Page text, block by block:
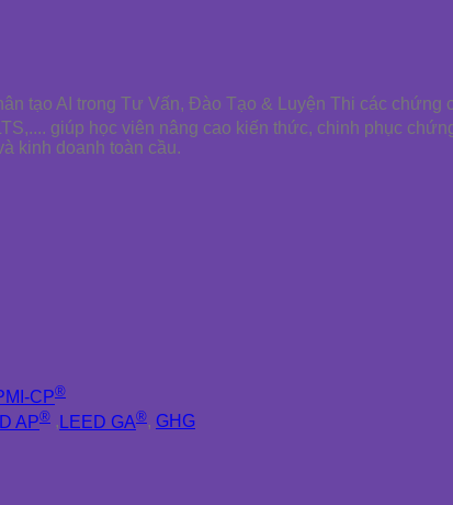
tạo AI trong Tư Vấn, Đào Tạo & Luyện Thi các chứng
giúp học viên nâng cao kiến thức, chinh phục
kinh doanh toàn cầu.
CP®
AP® , LEED GA®, GHG